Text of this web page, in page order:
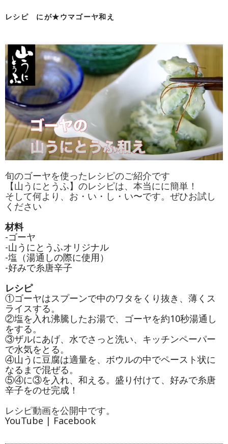
レシピ にが★ウマゴーヤ和え
旬のゴーヤを使ったレシピのご紹介です
【山うにとうふ】のレシピは、本当にに簡単！
そして何より、お・い・し・い〜です。ぜひお試し
ください
材料
-ゴーヤ
-山うにとうふオリジナル
-塩（湯通しの際に使用）
-好みで糸唐辛子
レシピ
①ゴーヤはスプーンで中のワタをくり抜き、薄くス
ライスする。
②塩を入れ沸騰したお湯で、ゴーヤを約10秒湯通し
をする。
③ザルにあげ、水でさっと洗い、キッチンペーパー
で水気をとる。
④山うに豆腐は適量を、ボウルの中でペースト状に
なるまで混ぜる。
⑤④に③を入れ、和える。盛り付けて、好みで糸唐
辛子をのせ完成！
レシピ動画を公開中です。
YouTube | Facebook